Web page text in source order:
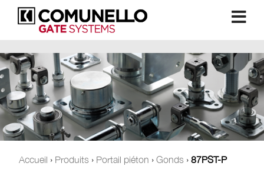
Accueil › Produits › Portail piéton › Gonds › 87PST-P